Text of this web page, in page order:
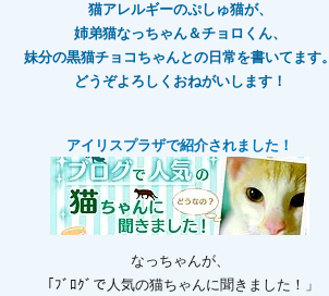
猫アレルギーのぷしゅ猫が、
姉弟猫なっちゃん＆チョロくん、
妹分の黒猫チョコちゃんとの日常を書いてます。
どうぞよろしくおねがいします！
アイリスプラザで紹介されました！
なっちゃんが、
「ﾌﾞﾛｸﾞで人気の猫ちゃんに聞きました！」